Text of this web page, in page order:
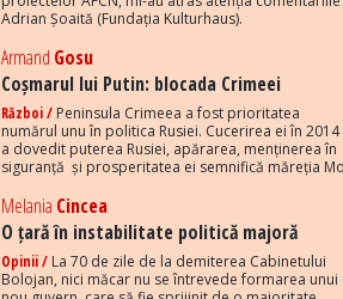
Adrian Șoaită (Fundația Kulturhaus).
Armand Gosu
Coșmarul lui Putin: blocada Crimeei
Război / Peninsula Crimeea a fost prioritatea
numărul unu în politica Rusiei. Cucerirea ei în 2014
a dovedit puterea Rusiei, apărarea, menținerea în
siguranță și prosperitatea ei semnifică măreția
Melania Cincea
O țară în instabilitate politică majoră
Opinii / La 70 de zile de la demiterea Cabinetului
Bolojan, nici măcar nu se întrevede formarea unui